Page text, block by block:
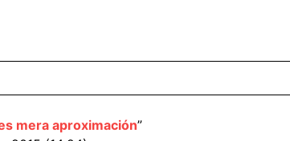
mera aproximación”